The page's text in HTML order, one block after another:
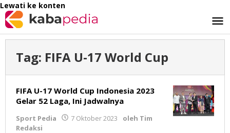
Lewati ke konten
Tag: FIFA U-17 World Cup
FIFA U-17 World Cup Indonesia 2023
Gelar 52 Laga, Ini Jadwalnya
Sport Pedia 7 Oktober 2023 oleh Tim
Redaksi